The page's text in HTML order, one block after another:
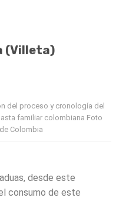
(Villeta)
del proceso y cronología del
familiar colombiana Foto
Colombia
desde este
consumo de este